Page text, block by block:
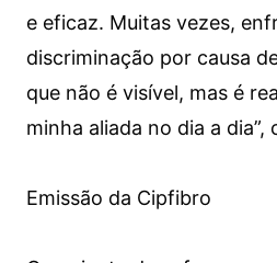
e eficaz. Muitas vezes,
discriminação por causa
que não é visível, mas é
minha aliada no dia a
Emissão da Cipfibro